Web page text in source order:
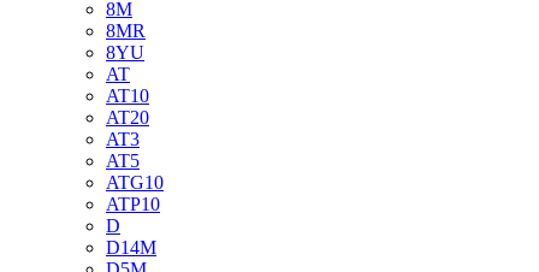
8M
8MR
8YU
AT
AT10
AT20
AT3
AT5
ATG10
ATP10
D
D14M